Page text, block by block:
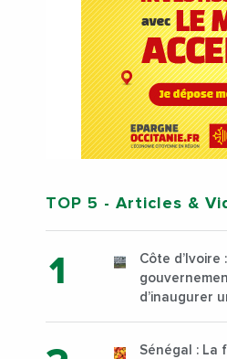
TOP 5 - Articles &
Côte d’Ivoire
d’inaugurer
Sénégal : La